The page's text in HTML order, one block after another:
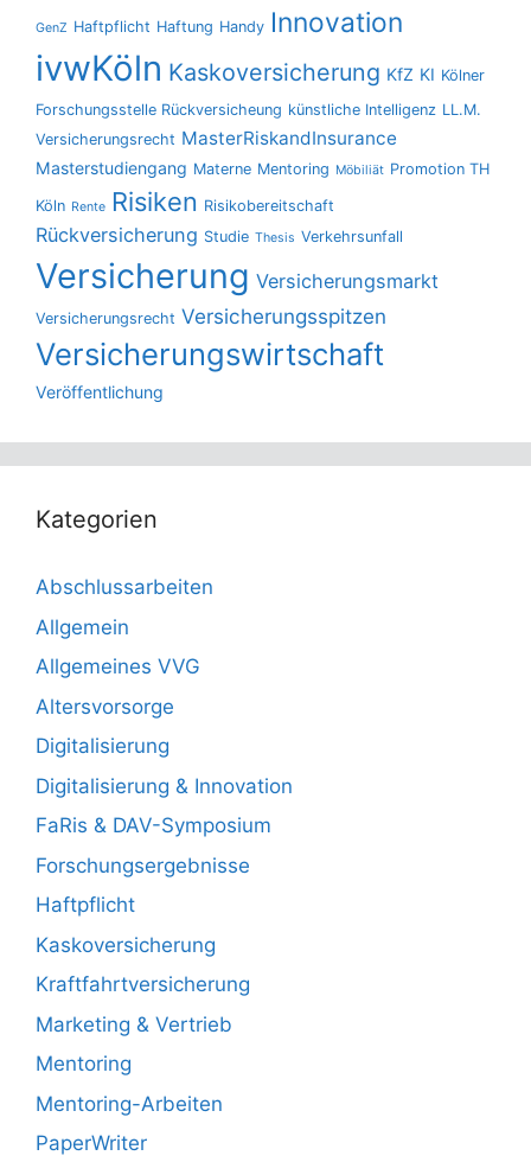
GenZ Haftpflicht Haftung Handy Innovation
ivwKöln Kaskoversicherung KfZ KI Kölner
Forschungsstelle Rückversicheung künstliche Intelligenz LL.M.
Versicherungsrecht MasterRiskandInsurance
Masterstudiengang Materne Mentoring Möbiliät Promotion TH
Köln Rente Risiken Risikobereitschaft
Rückversicherung Studie Thesis Verkehrsunfall
Versicherung Versicherungsmarkt
Versicherungsrecht Versicherungsspitzen
Versicherungswirtschaft
Veröffentlichung
Kategorien
Abschlussarbeiten
Allgemein
Allgemeines VVG
Altersvorsorge
Digitalisierung
Digitalisierung & Innovation
FaRis & DAV-Symposium
Forschungsergebnisse
Haftpflicht
Kaskoversicherung
Kraftfahrtversicherung
Marketing & Vertrieb
Mentoring
Mentoring-Arbeiten
PaperWriter